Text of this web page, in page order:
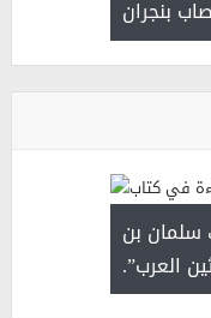
بنجران
سلمان بن
العرب”.